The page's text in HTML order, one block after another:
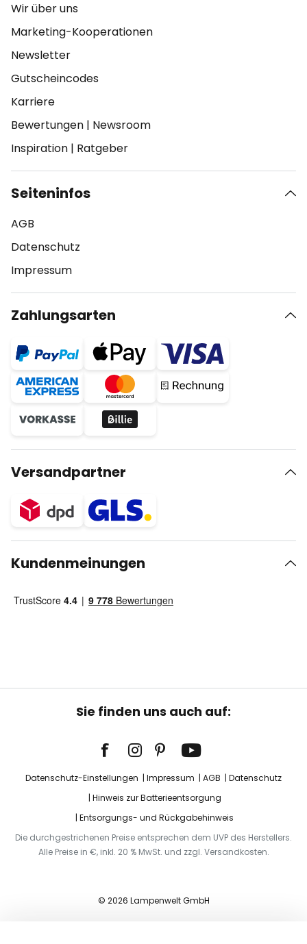
Wir über uns
Marketing-Kooperationen
Newsletter
Gutscheincodes
Karriere
Bewertungen | Newsroom
Inspiration | Ratgeber
Seiteninfos
AGB
Datenschutz
Impressum
Zahlungsarten
Versandpartner
Kundenmeinungen
Sie finden uns auch auf:
Datenschutz-Einstellungen Impressum AGB
Datenschutz
Hinweis zur Batterieentsorgung
Entsorgungs- und Rückgabehinweis
Die durchgestrichenen Preise entsprechen dem UVP des Herstellers.
Alle Preise in €, inkl. 20 % MwSt. und zzgl. Versandkosten.
© 2026 Lampenwelt GmbH